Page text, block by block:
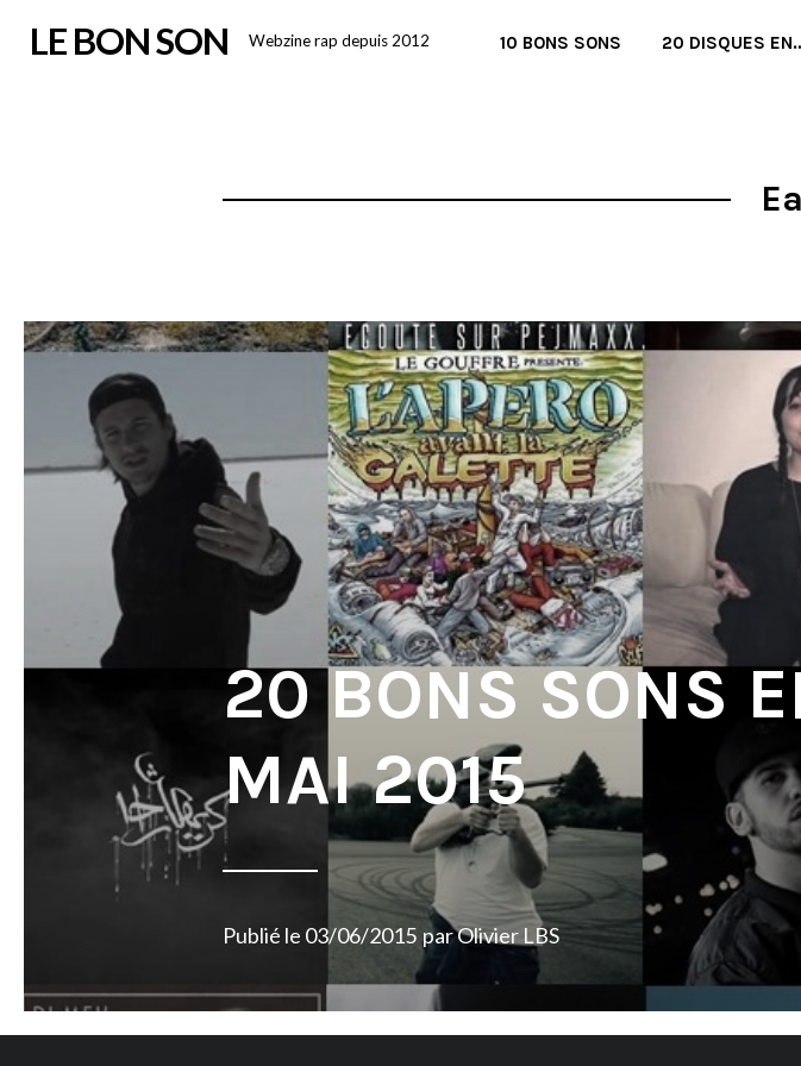
LE BON SON Webzine rap depuis 2012 10 BONS SONS 20 DISQUES
20 BONS SONS
MAI 2015
Publié le 03/06/2015 parOlivier LBS